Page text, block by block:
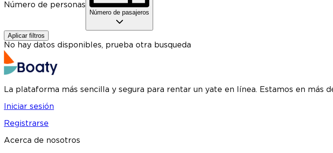
Número de personas
Número de pasajeros
Aplicar filtros
No hay datos disponibles, prueba otra busqueda
La plataforma más sencilla y segura para rentar un yate en línea. Estamos en más
Iniciar sesión
Registrarse
Acerca de nosotros